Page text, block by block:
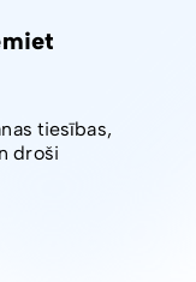
tiesības,
droši